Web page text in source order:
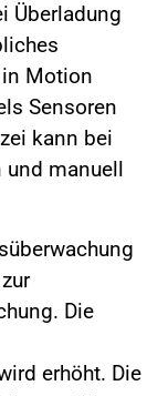
Überladung
Motion
Sensoren
kann bei
und manuell
Die
erhöht. Die